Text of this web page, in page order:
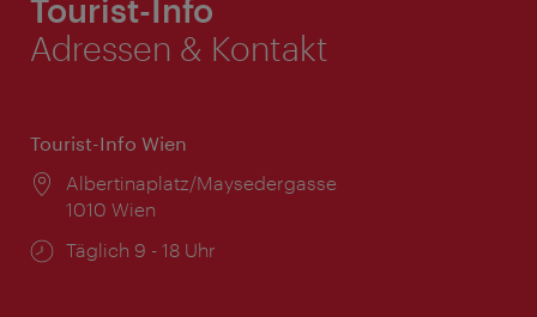
Tourist-Info
Adressen & Kontakt
Tourist-Info Wien
Ort:
Albertinaplatz/Maysedergasse
1010 Wien
Öffnungszeiten:
Täglich 9 - 18 Uhr